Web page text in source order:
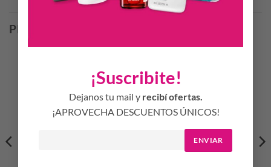
¡Suscribite!
Dejanos tu mail y recibí ofertas.
¡APROVECHA DESCUENTOS ÚNICOS!
ENVIAR
PRODUCTOS RELACIONADOS